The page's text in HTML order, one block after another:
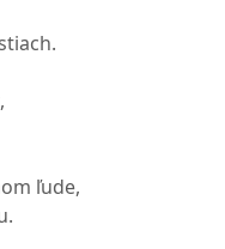
ľude,